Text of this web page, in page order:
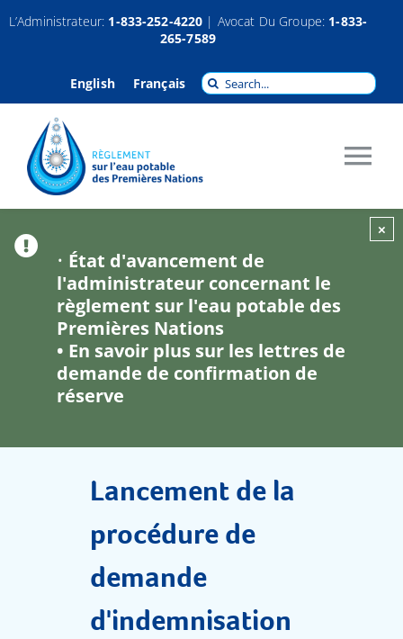
Passer
contenu
L’Administrateur: 1-833-252-4220 | Avocat Du Groupe: 1-833-
265-7589
English Français
Recherche
pour
Réclamations
Indemnisation
Documents
Contactez-nous
• État d'avancement de
l'administrateur concernant le
règlement sur l'eau potable des
Premières Nations
• En savoir plus sur les lettres de
demande de confirmation de
réserve
×
Lancement de la
procédure de
demande
d'indemnisation